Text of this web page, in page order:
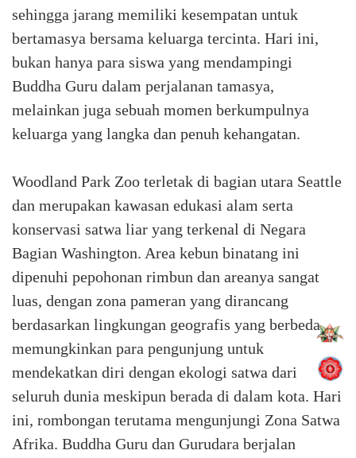
sehingga jarang memiliki kesempatan untuk
bertamasya bersama keluarga tercinta. Hari ini,
bukan hanya para siswa yang mendampingi
Buddha Guru dalam perjalanan tamasya,
melainkan juga sebuah momen berkumpulnya
keluarga yang langka dan penuh kehangatan.
Woodland Park Zoo terletak di bagian utara Seattle
dan merupakan kawasan edukasi alam serta
konservasi satwa liar yang terkenal di Negara
Bagian Washington. Area kebun binatang ini
dipenuhi pepohonan rimbun dan areanya sangat
luas, dengan zona pameran yang dirancang
berdasarkan lingkungan geografis yang berbeda,
memungkinkan para pengunjung untuk
mendekatkan diri dengan ekologi satwa dari
seluruh dunia meskipun berada di dalam kota. Hari
ini, rombongan terutama mengunjungi Zona Satwa
Afrika. Buddha Guru dan Gurudara berjalan